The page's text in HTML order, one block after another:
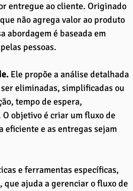
entregue ao cliente. Originado
não agrega valor ao produto
abordagem é baseada em
pessoas.
Ele propõe a análise detalhada
eliminadas, simplificadas ou
tempo de espera,
O objetivo é criar um fluxo de
eficiente e as entregas sejam
e ferramentas específicas,
, que ajuda a gerenciar o fluxo de